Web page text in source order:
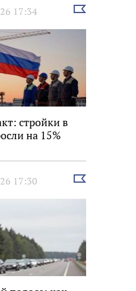
17:34
Выбрать
стройки в
на 15%
17:30
Выбрать